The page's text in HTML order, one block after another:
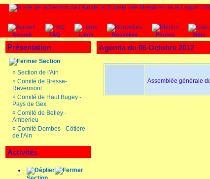
Accueil FAQ Liens Nouvelles Photos Stats
Présentation
Section
¤ Section de l'Ain
¤ Comité de Bresse-
Revermont
¤ Comité de Haut Bugey -
Pays de Gex
¤ Comité de Belley -
Amberieu
¤ Comité Dombes - Côtière
de l'Ain
Activités
Agenda du 06 Octobre 2012
Assemblée générale